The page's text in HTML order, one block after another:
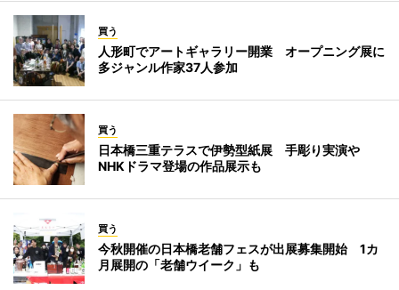
買う
人形町でアートギャラリー開業 オープニング展に
多ジャンル作家37人参加
買う
日本橋三重テラスで伊勢型紙展 手彫り実演や
NHKドラマ登場の作品展示も
買う
今秋開催の日本橋老舗フェスが出展募集開始 1カ
月展開の「老舗ウイーク」も